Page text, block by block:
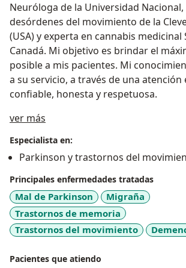
Neuróloga de la Universidad
desórdenes del movimiento de la
(USA) y experta en cannabis
Canadá. Mi objetivo es brindar el
posible a mis pacientes. Mi
a su servicio, a través de una atención
confiable, honesta y respetuosa.
ver más
Especialista en:
Parkinson y trastornos del
Principales enfermedades tratadas
Mal de Parkinson
Migraña
Trastornos de memoria
Trastornos del movimiento
Pacientes que atiendo